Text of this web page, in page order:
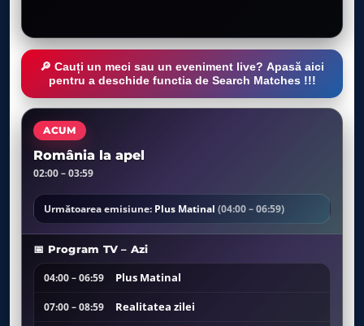
🔎 Cauți un meci sau un eveniment live? Apasă aici
pentru a deschide functia de Search Matches !!!
ACUM
România la apel
02:00 – 03:59
Următoarea emisiune: Plus Matinal (04:00 – 06:59)
📅 Program TV – Azi
04:00 – 06:59 Plus Matinal
07:00 – 08:59 Realitatea zilei